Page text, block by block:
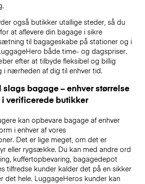
også butikker utallige steder, så du
at aflevere din bagage i sikre
til bagageskabe på stationer og i
både time- og dagspriser.
efter at tilbyde fleksibel og billig
i nærheden af dig til enhver tid.
bagage – enhver størrelse
i verificerede butikker
kan opbevare bagage af enhver
i enhver af vores
Det er lige meget, om det er
eller rygsække. Du kan med andre ord
kuffertopbevaring, bagagedepot
tilfredse kunder kalder det på en sikker
det hele. LuggageHeros kunder kan